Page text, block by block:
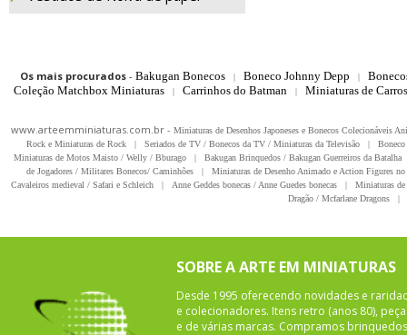
Os mais procurados- Bakugan Bonecos | Boneco Johnny Depp |
Coleção Matchbox Miniaturas
| Carrinhos do Batman | Miniaturas de
www.arteemminiaturas.com.br - Miniaturas de Desenhos Japoneses e Bonecos Colecionáveis
Rock e Miniaturas de Rock
| Seriados de TV / Bonecos da TV / Miniaturas da Televisão |
Miniaturas de Motos Maisto / Welly / Bburago
| Bakugan Brinquedos / Bakugan Guerreiros da Batalha
de Jogadores / Militares Bonecos/ Caminhões
|
Miniaturas de Desenho Animado e Action Figures
Cavaleiros medieval / Safari e Schleich
| Anne Geddes bonecas / Anne Guedes bonecas |
Miniaturas
Dragão / Mcfarlane Dragons
|
SOBRE A ARTE EM MINIATURAS
Desde 1995 oferecendo novidades e
e colecionadores. Itens retro (anos 80),
e de várias marcas. Compramos